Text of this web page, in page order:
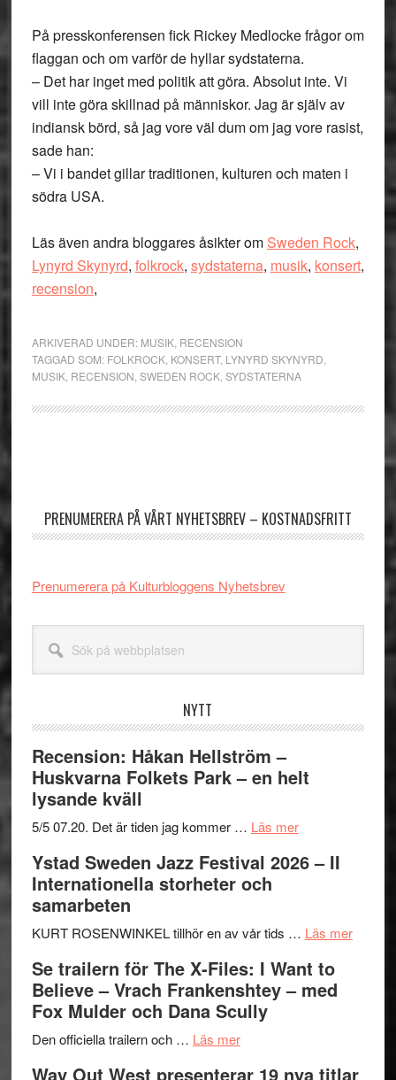
På presskonferensen fick Rickey Medlocke frågor om
flaggan och om varför de hyllar sydstaterna.
– Det har inget med politik att göra. Absolut inte. Vi
vill inte göra skillnad på människor. Jag är själv av
indiansk börd, så jag vore väl dum om jag vore rasist,
sade han:
– Vi i bandet gillar traditionen, kulturen och maten i
södra USA.
Läs även andra bloggares åsikter om Sweden Rock,
Lynyrd Skynyrd, folkrock, sydstaterna, musik, konsert,
recension,
ARKIVERAD UNDER: MUSIK, RECENSION
TAGGAD SOM: FOLKROCK, KONSERT, LYNYRD SKYNYRD
MUSIK, RECENSION SWEDEN ROCK, SYDSTATERNA
PRENUMERERA PÅ VÅRT NYHETSBREV – KOSTNADSFRITT
Prenumerera på Kulturbloggens Nyhetsbrev
webbplatsen
NYTT
Recension: Håkan Hellström –
Huskvarna Folkets Park – en helt
lysande kväll
5/5 07.20. Det är tiden jag kommer … Läs merom
Håkan
Huskvarna
Park
–
Ystad Sweden Jazz Festival 2026 – II
Internationella storheter och
samarbeten
KURT ROSENWINKEL tillhör en av vår tids … Läs merom
Se trailern för The X-Files: I Want to
Believe – Vrach Frankenshtey – med
Fox Mulder och Dana Scully
Den officiella trailern och … Läs merom
Way Out West presenterar 19 nya titlar